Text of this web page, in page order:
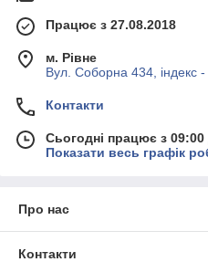
Працює з 27.08.2018
м. Рівне
Вул. Соборна 434, індекс -
Контакти
Сьогодні працює з
Показати весь графік
Про нас
Контакти